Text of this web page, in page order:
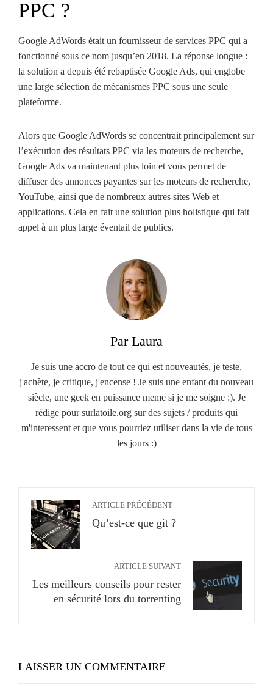
PPC ?
Google AdWords était un fournisseur de services PPC qui a
fonctionné sous ce nom jusqu’en 2018. La réponse longue :
la solution a depuis été rebaptisée Google Ads, qui englobe
une large sélection de mécanismes PPC sous une seule
plateforme.
Alors que Google AdWords se concentrait principalement sur
l’exécution des résultats PPC via les moteurs de recherche,
Google Ads va maintenant plus loin et vous permet de
diffuser des annonces payantes sur les moteurs de recherche,
YouTube, ainsi que de nombreux autres sites Web et
applications. Cela en fait une solution plus holistique qui fait
appel à un plus large éventail de publics.
Par Laura
Je suis une accro de tout ce qui est nouveautés, je teste,
j'achète, je critique, j'encense ! Je suis une enfant du nouveau
siècle, une geek en puissance meme si je me soigne :). Je
rédige pour surlatoile.org sur des sujets / produits qui
m'interessent et que vous pourriez utiliser dans la vie de tous
les jours :)
ARTICLE PRÉCÉDENT
Qu’est-ce que git ?
ARTICLE SUIVANT
Les meilleurs conseils pour rester
en sécurité lors du torrenting
LAISSER UN COMMENTAIRE